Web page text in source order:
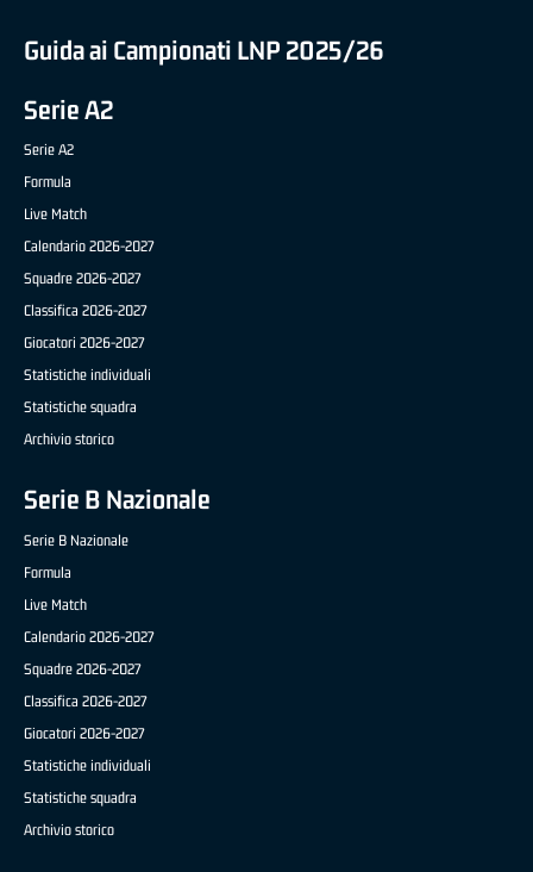
Guida ai Campionati LNP 2025/26
Serie A2
Serie A2
Formula
Live Match
Calendario 2026-2027
Squadre 2026-2027
Classifica 2026-2027
Giocatori 2026-2027
Statistiche individuali
Statistiche squadra
Archivio storico
Serie B Nazionale
Serie B Nazionale
Formula
Live Match
Calendario 2026-2027
Squadre 2026-2027
Classifica 2026-2027
Giocatori 2026-2027
Statistiche individuali
Statistiche squadra
Archivio storico